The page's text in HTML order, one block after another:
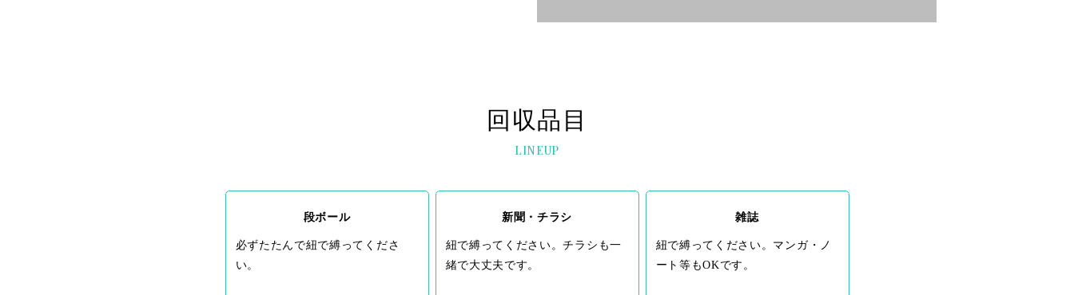
回収品目
LINEUP
段ボール
必ずたたんで紐で縛ってくださ
い。
新聞・チラシ
紐で縛ってください。チラシも一
緒で大丈夫です。
雑誌
紐で縛ってください。マンガ・ノ
ート等もOKです。